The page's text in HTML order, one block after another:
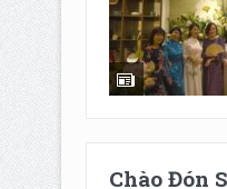
Chào Đón